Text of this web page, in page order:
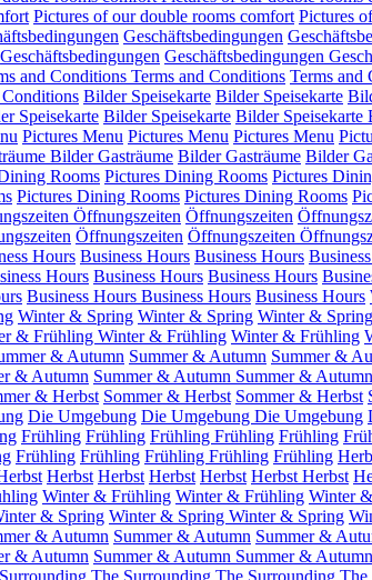
Pictures of our double rooms comfort Pictures
Geschäftsbedingungen
Geschäftsbedingungen Geschäftsbedingungen
and Conditions Terms and Conditions Terms and
Bilder Speisekarte Bilder Speisekarte
Speisekarte Bilder Speisekarte Bilder Speisekarte
Pictures Menu Pictures Menu Pictures Menu
Bilder Gasträume Bilder Gasträume Bilder
Rooms Pictures Dining Rooms Pictures
Pictures Dining Rooms Pictures Dining Rooms
Öffnungszeiten Öffnungszeiten
Öffnungszeiten Öffnungszeiten
Hours Business Hours Business Hours
Hours Business Hours Business Hours
Business Hours Business Hours Business Hours
Winter & Spring Winter & Spring Winter & Spring
& Frühling Winter & Frühling Winter & Frühling
& Autumn Summer & Autumn Summer &
& Autumn Summer & Autumn Summer & Autumn
& Herbst Sommer & Herbst Sommer & Herbst
Die Umgebung Die Umgebung Die Umgebung
Frühling Frühling Frühling Frühling Frühling
Frühling Frühling Frühling Frühling Frühling
Herbst Herbst Herbst Herbst Herbst Herbst
Winter & Frühling Winter & Frühling Winter
& Spring Winter & Spring Winter & Spring
& Autumn Summer & Autumn Summer &
& Autumn Summer & Autumn Summer & Autumn
The Surrounding The Surrounding The